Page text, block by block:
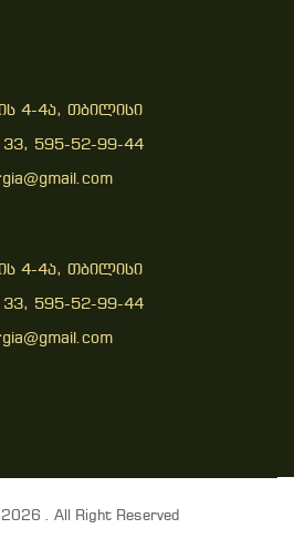
4-4ა, თბილისი
595-52-99-44
4-4ა, თბილისი
595-52-99-44
. All Right Reserved